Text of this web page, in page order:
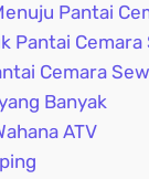
Pantai
Pantai Cemara
Cemara
Banyak
ATV